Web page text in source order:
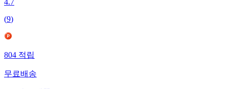
4.7
(9)
804적립
무료배송